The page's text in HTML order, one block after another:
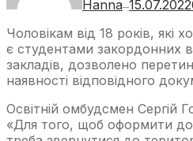
Hanna—15.07.2022
Чоловікам від 18 років, які
є студентами закордонних
закладів, дозволено
наявності відповідного
Освітній омбудсмен Сергій
«Для того, щоб оформити